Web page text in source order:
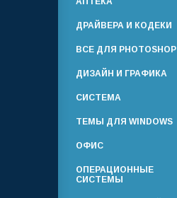
ДРАЙВЕРА И КОДЕКИ
ВСЕ ДЛЯ PHOTOSHOP
ДИЗАЙН И ГРАФИКА
СИСТЕМА
ТЕМЫ ДЛЯ WINDOWS
ОФИС
ОПЕРАЦИОННЫЕ
СИСТЕМЫ